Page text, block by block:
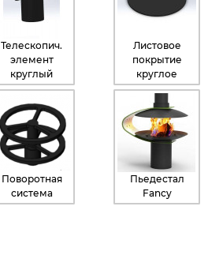
Телескопич.
элемент
круглый
Листовое
покрытие
круглое
Поворотная
система
Пьедестал
Fancy